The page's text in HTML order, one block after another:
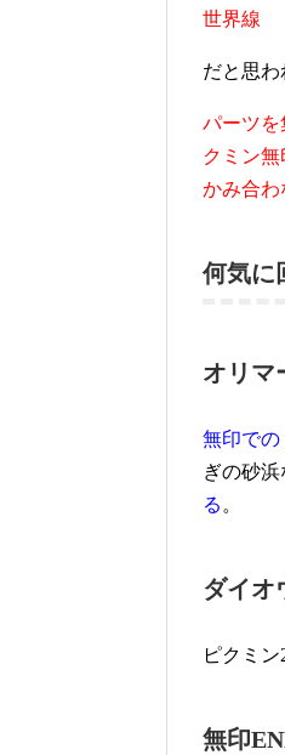
世界線
だと思
パーツを
クミン
かみ合わ
何気に
オリマ
無印での
ぎの砂
る 。
ダイオ
ピクミ
無印